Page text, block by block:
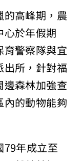
高峰期，農
於年假期
警察隊與宜
所，針對福
森林加強查
的動物能夠
年成立至